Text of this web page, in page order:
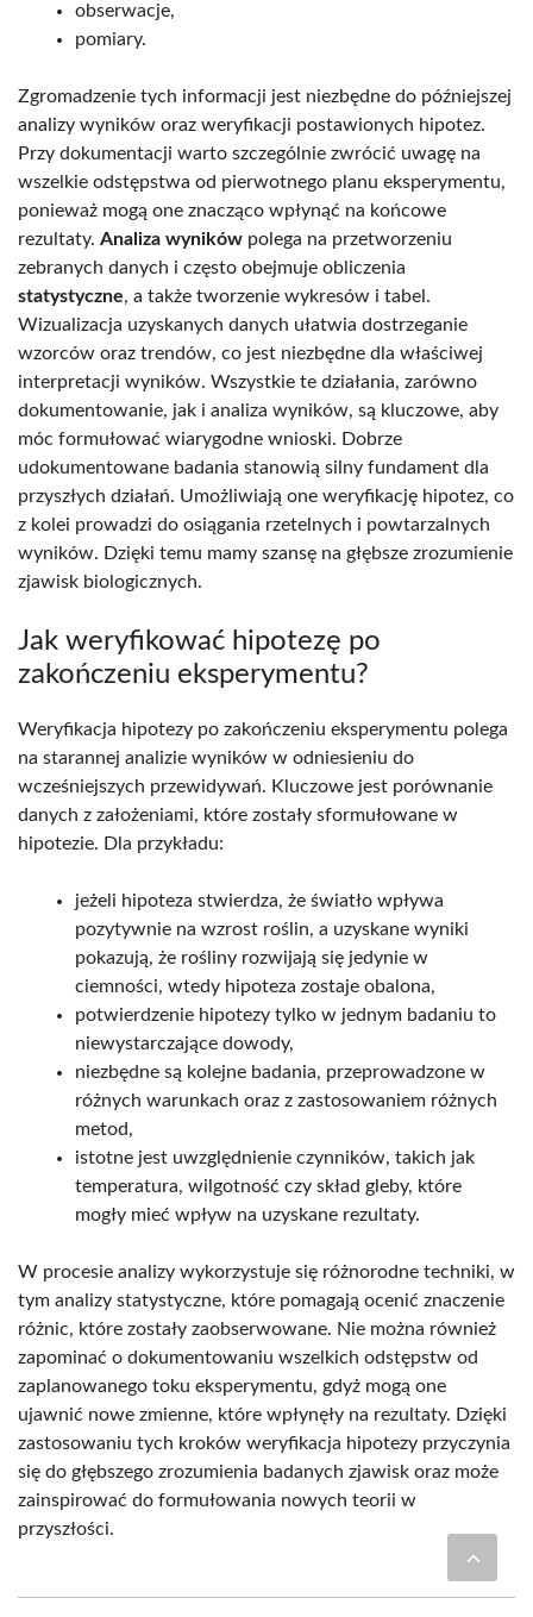
obserwacje,
pomiary.
Zgromadzenie tych informacji jest niezbędne do późniejszej
analizy wyników oraz weryfikacji postawionych hipotez.
Przy dokumentacji warto szczególnie zwrócić uwagę na
wszelkie odstępstwa od pierwotnego planu eksperymentu,
ponieważ mogą one znacząco wpłynąć na końcowe
rezultaty. Analiza wyników polega na przetworzeniu
zebranych danych i często obejmuje obliczenia
statystyczne, a także tworzenie wykresów i tabel.
Wizualizacja uzyskanych danych ułatwia dostrzeganie
wzorców oraz trendów, co jest niezbędne dla właściwej
interpretacji wyników. Wszystkie te działania, zarówno
dokumentowanie, jak i analiza wyników, są kluczowe, aby
móc formułować wiarygodne wnioski. Dobrze
udokumentowane badania stanowią silny fundament dla
przyszłych działań. Umożliwiają one weryfikację hipotez, co
z kolei prowadzi do osiągania rzetelnych i powtarzalnych
wyników. Dzięki temu mamy szansę na głębsze zrozumienie
zjawisk biologicznych.
Jak weryfikować hipotezę po
zakończeniu eksperymentu?
Weryfikacja hipotezy po zakończeniu eksperymentu polega
na starannej analizie wyników w odniesieniu do
wcześniejszych przewidywań. Kluczowe jest porównanie
danych z założeniami, które zostały sformułowane w
hipotezie. Dla przykładu:
jeżeli hipoteza stwierdza, że światło wpływa
pozytywnie na wzrost roślin, a uzyskane wyniki
pokazują, że rośliny rozwijają się jedynie w
ciemności, wtedy hipoteza zostaje obalona,
potwierdzenie hipotezy tylko w jednym badaniu to
niewystarczające dowody,
niezbędne są kolejne badania, przeprowadzone w
różnych warunkach oraz z zastosowaniem różnych
metod,
istotne jest uwzględnienie czynników, takich jak
temperatura, wilgotność czy skład gleby, które
mogły mieć wpływ na uzyskane rezultaty.
W procesie analizy wykorzystuje się różnorodne techniki, w
tym analizy statystyczne, które pomagają ocenić znaczenie
różnic, które zostały zaobserwowane. Nie można również
zapominać o dokumentowaniu wszelkich odstępstw od
zaplanowanego toku eksperymentu, gdyż mogą one
ujawnić nowe zmienne, które wpłynęły na rezultaty. Dzięki
zastosowaniu tych kroków weryfikacja hipotezy przyczynia
się do głębszego zrozumienia badanych zjawisk oraz może
zainspirować do formułowania nowych teorii w
przyszłości.